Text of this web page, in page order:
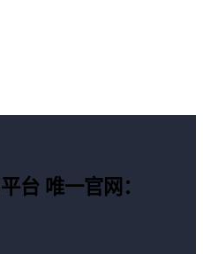
台 唯一官网：